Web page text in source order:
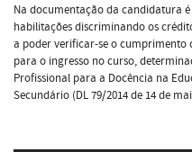
Na documentação da candidatura
habilitações discriminando os
a poder verificar-se o cumprimento
para o ingresso no curso,
Profissional para a Docência na
Secundário (DL 79/2014 de 14 de